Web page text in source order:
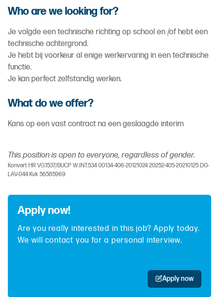
Who are we looking for?
Je volgde een technische richting op school en /of hebt een
technische achtergrond.
Je hebt bij voorkeur al enige werkervaring in een technische
functie.
Je kan perfect zelfstandig werken.
What do we offer?
Kans op een vast contract na een geslaagde interim
This position is open to everyone, regardless of gender.
Konvert HR VG.1537/BUCP W.INT.534 00134-406-20121024 20252-405-20210125 DG-
LAV-044 Kvk 56585969
Apply now!
Are you really interested in this job? Apply today.
We will contact you for a personal interview.
Apply now